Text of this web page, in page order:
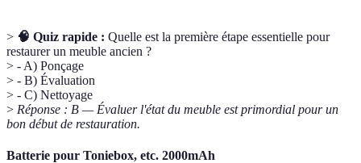
> 🧠 Quiz rapide : Quelle est la première étape essentielle pour
restaurer un meuble ancien ?
> - A) Ponçage
> - B) Évaluation
> - C) Nettoyage
> Réponse : B — Évaluer l'état du meuble est primordial pour un
bon début de restauration.
Batterie pour Toniebox, etc. 2000mAh